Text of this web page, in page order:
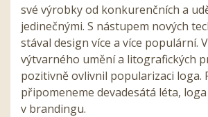
své výrobky od konkurenčních a
jedinečnými. S nástupem nových
stával design více a více populární.
výtvarného umění a litografických
pozitivně ovlivnil popularizaci loga.
připomeneme devadesátá léta,
v brandingu.